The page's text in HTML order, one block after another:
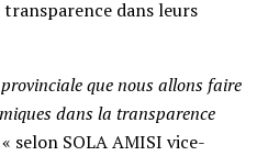
dans leurs
que nous allons faire
dans la transparence
« selon SOLA AMISI vice-